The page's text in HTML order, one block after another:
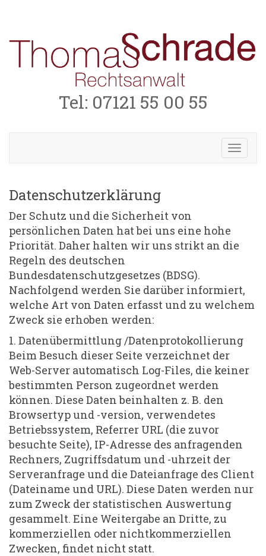
Tel: 07121 55 00 55
Datenschutzerklärung
Der Schutz und die Sicherheit von
persönlichen Daten hat bei uns eine hohe
Priorität. Daher halten wir uns strikt an die
Regeln des deutschen
Bundesdatenschutzgesetzes (BDSG).
Nachfolgend werden Sie darüber informiert,
welche Art von Daten erfasst und zu welchem
Zweck sie erhoben werden:
1. Datenübermittlung /Datenprotokollierung
Beim Besuch dieser Seite verzeichnet der
Web-Server automatisch Log-Files, die keiner
bestimmten Person zugeordnet werden
können. Diese Daten beinhalten z. B. den
Browsertyp und -version, verwendetes
Betriebssystem, Referrer URL (die zuvor
besuchte Seite), IP-Adresse des anfragenden
Rechners, Zugriffsdatum und -uhrzeit der
Serveranfrage und die Dateianfrage des Client
(Dateiname und URL). Diese Daten werden nur
zum Zweck der statistischen Auswertung
gesammelt. Eine Weitergabe an Dritte, zu
kommerziellen oder nichtkommerziellen
Zwecken, findet nicht statt.